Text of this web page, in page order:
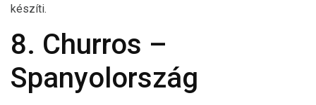
készíti.
8. Churros –
Spanyolország